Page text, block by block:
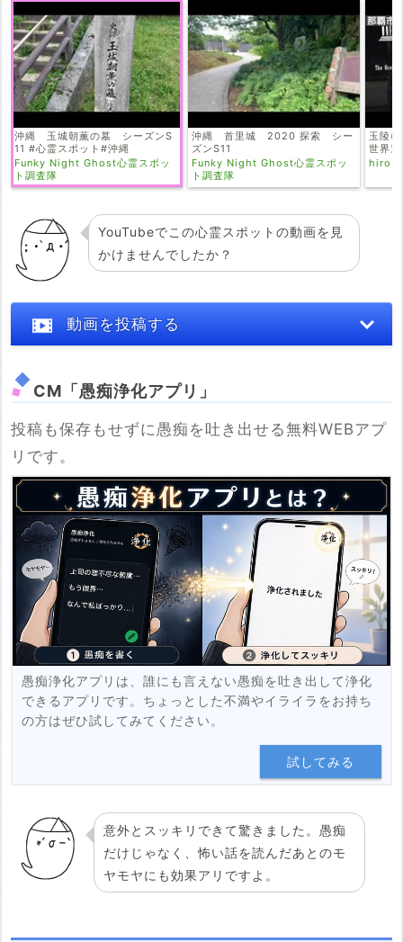
沖縄 玉城朝薫の墓 シーズンS
11 #心霊スポット#沖縄
Funky Night Ghost心霊スポッ
ト調査隊
沖縄 首里城 2020 探索 シー
ズンS11
Funky Night Ghost心霊スポッ
ト調査隊
玉陵(
世界
hiro
YouTubeでこの心霊スポットの動画を見
かけませんでしたか？
動画を投稿する
※YouTubeのURL
例：https://www.youtube.com/watch?v=***********
例：https://youtu.be/***********
投稿する
CM「愚痴浄化アプリ」
投稿も保存もせずに愚痴を吐き出せる無料WEBアプ
リです。
愚痴浄化アプリは、誰にも言えない愚痴を吐き出して浄化
できるアプリです。ちょっとした不満やイライラをお持ち
の方はぜひ試してみてください。
試してみる
意外とスッキリできて驚きました。愚痴
だけじゃなく、怖い話を読んだあとのモ
ヤモヤにも効果アリですよ。